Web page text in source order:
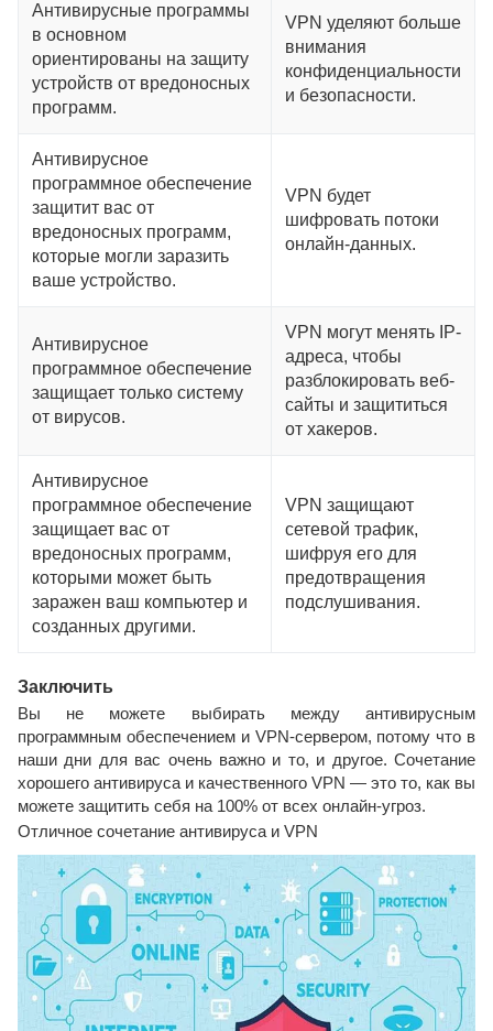
Антивирусные программы
в основном
ориентированы на защиту
устройств от вредоносных
программ.
VPN уделяют больше
внимания
конфиденциальности
и безопасности.
Антивирусное
программное обеспечение
защитит вас от
вредоносных программ,
которые могли заразить
ваше устройство.
VPN будет
шифровать потоки
онлайн-данных.
Антивирусное
программное обеспечение
защищает только систему
от вирусов.
VPN могут менять IP-
адреса, чтобы
разблокировать веб-
сайты и защититься
от хакеров.
Антивирусное
программное обеспечение
защищает вас от
вредоносных программ,
которыми может быть
заражен ваш компьютер и
созданных другими.
VPN защищают
сетевой трафик,
шифруя его для
предотвращения
подслушивания.
Заключить
Вы не можете выбирать между антивирусным
программным обеспечением и VPN-сервером, потому что в
наши дни для вас очень важно и то, и другое. Сочетание
хорошего антивируса и качественного VPN — это то, как вы
можете защитить себя на 100% от всех онлайн-угроз.
Отличное сочетание антивируса и VPN